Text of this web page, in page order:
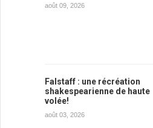
août 09, 2026
Falstaff : une récréation
shakespearienne de haute
volée!
août 03, 2026